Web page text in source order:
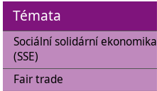
Témata
Sociální solidární ekonomika
(SSE)
Fair trade